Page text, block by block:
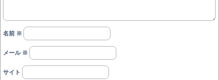
名前 ※
メール ※
サイト